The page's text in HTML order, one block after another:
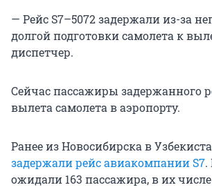
— Рейс S7–5072 задержали из-за
долгой подготовки самолета к
диспетчер.
Сейчас пассажиры задержанного
вылета самолета в аэропорту.
Ранее из Новосибирска в
задержали рейс авиакомпании S7.
ожидали 163 пассажира, в их числе